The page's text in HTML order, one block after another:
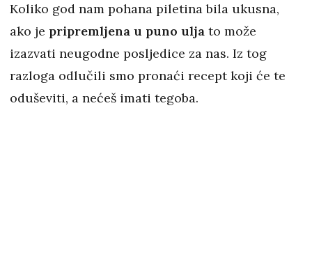
Koliko god nam pohana piletina bila ukusna,
ako je pripremljena u puno ulja to može
izazvati neugodne posljedice za nas. Iz tog
razloga odlučili smo pronaći recept koji će te
oduševiti, a nećeš imati tegoba.